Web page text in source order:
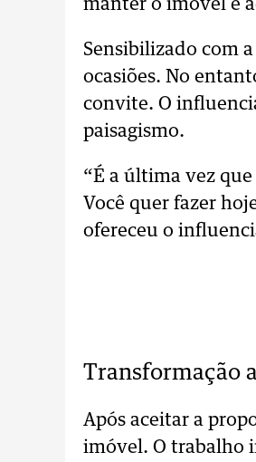
manter o imóvel e
Sensibilizado com
ocasiões. No
convite. O
paisagismo.
“É a última vez
Você quer fazer
ofereceu o
Transformação
Após aceitar a
imóvel. O trabalho